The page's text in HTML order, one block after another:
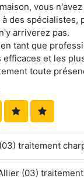
vous
des spécialistes,
arriverez pas.
tant que
efficaces et les
toute
traitement
(03)